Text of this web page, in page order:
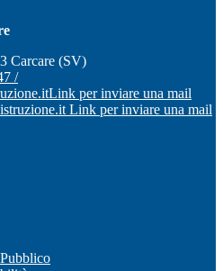
Carcare (SV)
/
Link per inviare una mail
Link per inviare una mail